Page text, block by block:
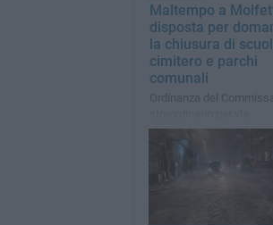
Maltempo a
disposta per
la chiusura di
cimitero e parchi
comunali
Ordinanza del
dell'allerta meteo